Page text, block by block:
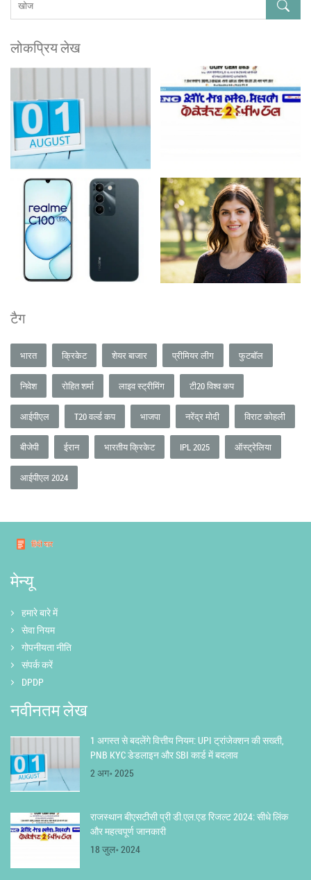
लोकप्रिय लेख
टैग
भारत क्रिकेट शेयर बाजार प्रीमियर लीग फुटबॉल
निवेश रोहित शर्मा लाइव स्ट्रीमिंग टी20 विश्व कप
आईपीएल T20 वर्ल्ड कप भाजपा नरेंद्र मोदी विराट कोहली
बीजेपी ईरान भारतीय क्रिकेट IPL 2025 ऑस्ट्रेलिया
आईपीएल 2024
मेन्यू
हमारे बारे में
सेवा नियम
गोपनीयता नीति
संपर्क करें
DPDP
नवीनतम लेख
1 अगस्त से बदलेंगे वित्तीय नियम: UPI ट्रांजेक्शन की सख्ती,
PNB KYC डेडलाइन और SBI कार्ड में बदलाव
2 अग॰ 2025
राजस्थान बीएसटीसी प्री डी.एल.एड रिजल्ट 2024: सीधे लिंक
और महत्वपूर्ण जानकारी
18 जुल॰ 2024